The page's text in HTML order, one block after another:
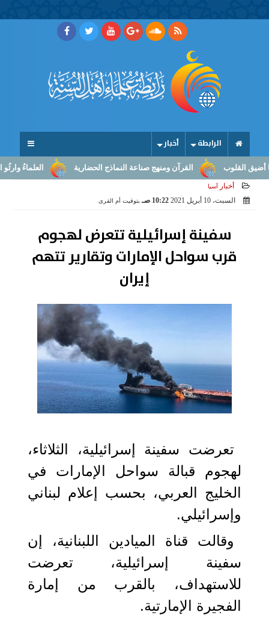
الرابطة أخبار
العلماءُ وارثُو القرآن ومنهج صناعة النماذج الحضارية
أخبار آسيا
السبت، 10 أبريل 2021 10:22 صـ بتوقيت أم القرى
سفينة إسرائيلية تتعرض لهجوم
قرب سواحل الإمارات وتقارير تتهم
إيران
تعرضت سفينة إسرائيلية، الثلاثاء،
لهجوم قبالة سواحل الإمارات في
الخليج العربي، بحسب إعلام لبناني
وإسرائيلي.
وقالت قناة الميادين اللبنانية، إن
سفينة إسرائيلية، تعرضت
للاستهداف، بالقرب من إمارة
الفجيرة الإمارتية.